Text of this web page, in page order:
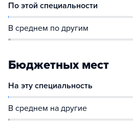
По этой специальности
В среднем по другим
Бюджетных мест
На эту специальность
В среднем на другие